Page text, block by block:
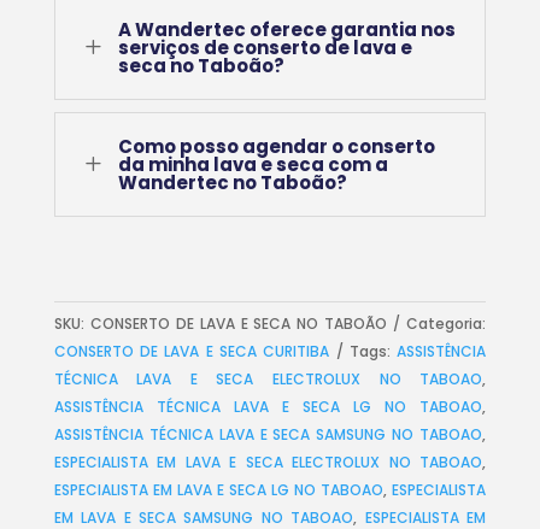
L
A Wandertec oferece garantia nos
serviços de conserto de lava e
seca no Taboão?
L
Como posso agendar o conserto
da minha lava e seca com a
Wandertec no Taboão?
SKU: CONSERTO DE LAVA E SECA NO TABOÃO
Categoria:
CONSERTO DE LAVA E SECA CURITIBA
Tags:ASSISTÊNCIA
TÉCNICA LAVA E SECA ELECTROLUX NO TABOAO,
ASSISTÊNCIA TÉCNICA LAVA E SECA LG NO TABOAO,
ASSISTÊNCIA TÉCNICA LAVA E SECA SAMSUNG NO TABOAO,
ESPECIALISTA EM LAVA E SECA ELECTROLUX NO TABOAO,
ESPECIALISTA EM LAVA E SECA LG NO TABOAO,ESPECIALISTA
EM LAVA E SECA SAMSUNG NO TABOAO, ESPECIALISTA EM